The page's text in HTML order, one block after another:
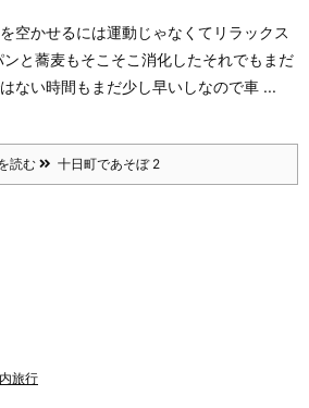
空かせるには運動じゃなくてリラックス
と蕎麦もそこそこ消化したそれでもまだ
ない時間もまだ少し早いしなので車 ...
読む 十日町であそぼ 2
旅行